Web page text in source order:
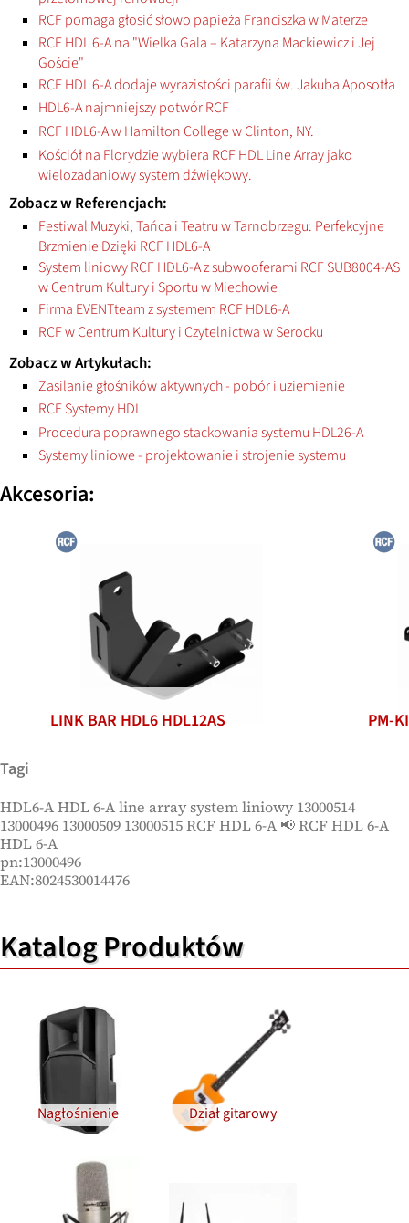
RCF pomaga głosić słowo papieża Franciszka w Materze
RCF HDL 6-A na "Wielka Gala – Katarzyna Mackiewicz i Jej
Goście"
RCF HDL 6-A dodaje wyrazistości parafii św. Jakuba Aposotła
HDL6-A najmniejszy potwór RCF
RCF HDL6-A w Hamilton College w Clinton, NY.
Kościół na Florydzie wybiera RCF HDL Line Array jako
wielozadaniowy system dźwiękowy.
Zobacz w Referencjach:
Festiwal Muzyki, Tańca i Teatru w Tarnobrzegu: Perfekcyjne
Brzmienie Dzięki RCF HDL6-A
System liniowy RCF HDL6-A z subwooferami RCF SUB8004-AS
w Centrum Kultury i Sportu w Miechowie
Firma EVENTteam z systemem RCF HDL6-A
RCF w Centrum Kultury i Czytelnictwa w Serocku
Zobacz w Artykułach:
Zasilanie głośników aktywnych - pobór i uziemienie
RCF Systemy HDL
Procedura poprawnego stackowania systemu HDL26-A
Systemy liniowe - projektowanie i strojenie systemu
Akcesoria:
LINK BAR HDL6 HDL12AS PM-
Tagi
HDL6-A HDL 6-A line array system liniowy 13000514
13000496 13000509 13000515 RCF HDL 6-A 📢 RCF HDL 6-A
HDL 6-A
pn:13000496
EAN:8024530014476
Katalog Produktów
Nagłośnienie Dział gitarowy